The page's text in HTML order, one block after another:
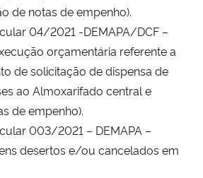
de notas de empenho).
04/2021 -DEMAPA/DCF –
orçamentária referente a
de solicitação de dispensa de
ao Almoxarifado central e
de empenho).
003/2021 – DEMAPA –
desertos e/ou cancelados em